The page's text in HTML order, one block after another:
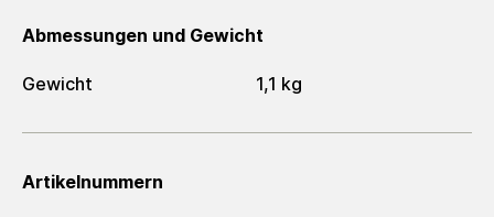
Abmessungen und Gewicht
Gewicht 1,1 kg
Artikelnummern